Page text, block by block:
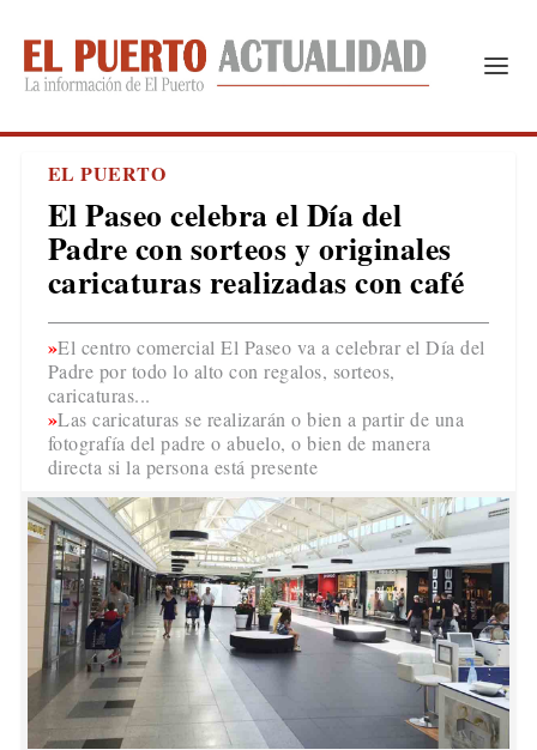
EL PUERTO
El Paseo celebra el Día del
Padre con sorteos y originales
caricaturas realizadas con café
El centro comercial El Paseo va a celebrar el Día del
Padre por todo lo alto con regalos, sorteos,
caricaturas...
Las caricaturas se realizarán o bien a partir de una
fotografía del padre o abuelo, o bien de manera
directa si la persona está presente